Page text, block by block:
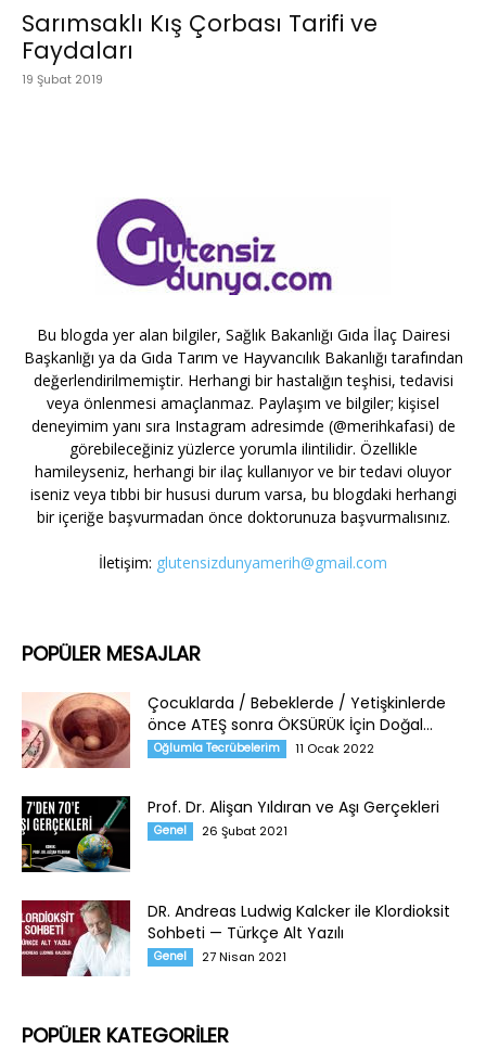
Sarımsaklı Kış Çorbası Tarifi ve
Faydaları
19 Şubat 2019
Bu blogda yer alan bilgiler, Sağlık Bakanlığı Gıda İlaç Dairesi
Başkanlığı ya da Gıda Tarım ve Hayvancılık Bakanlığı tarafından
değerlendirilmemiştir. Herhangi bir hastalığın teşhisi, tedavisi
veya önlenmesi amaçlanmaz. Paylaşım ve bilgiler; kişisel
deneyimim yanı sıra Instagram adresimde (@merihkafasi) de
görebileceğiniz yüzlerce yorumla ilintilidir. Özellikle
hamileyseniz, herhangi bir ilaç kullanıyor ve bir tedavi oluyor
iseniz veya tıbbi bir hususi durum varsa, bu blogdaki herhangi
bir içeriğe başvurmadan önce doktorunuza başvurmalısınız.
İletişim: glutensizdunyamerih@gmail.com
POPÜLER MESAJLAR
Çocuklarda / Bebeklerde / Yetişkinlerde
önce ATEŞ sonra ÖKSÜRÜK İçin Doğal...
Oğlumla Tecrübelerim 11 Ocak 2022
Prof. Dr. Alişan Yıldıran ve Aşı Gerçekleri
Genel 26 Şubat 2021
DR. Andreas Ludwig Kalcker ile Klordioksit
Sohbeti — Türkçe Alt Yazılı
Genel 27 Nisan 2021
POPÜLER KATEGORİLER